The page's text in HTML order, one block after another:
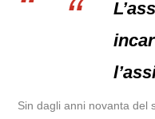
Sin dagli anni novanta del